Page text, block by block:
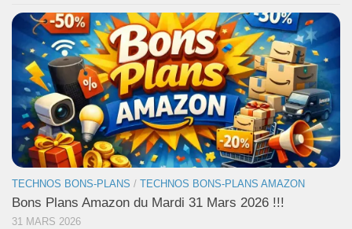
TECHNOS BONS-PLANS / TECHNOS BONS-PLANS AMAZON
Bons Plans Amazon du Mardi 31 Mars 2026 !!!
31 MARS 2026